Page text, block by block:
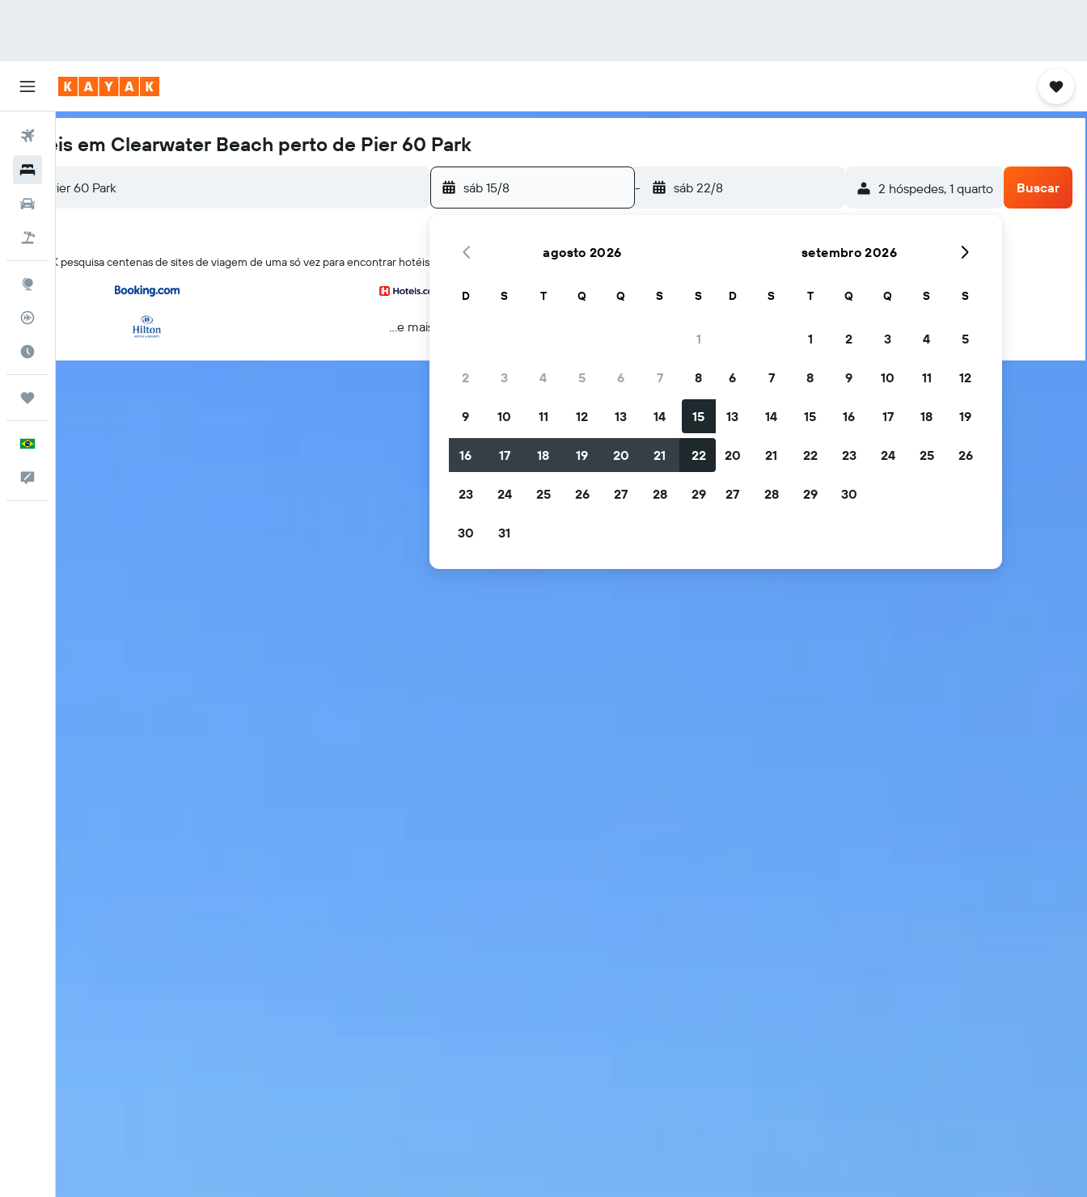
Voos
Rastreador de voos
Hotéis em Clearwater Beach perto de Pier 60 Park
sáb 15/8 - sáb 22/8 2 hóspedes, 1 quarto Buscar
O KAYAK pesquisa centenas de sites de viagem de uma só vez para encontrar hotéis perto de Pier 60 Park em Clearwater Beach
...e mais
agosto 2026
D S T Q Q S S
1
2 3 4 5 6 7 8
9 10 11 12 13 14 15
16 17 18 19 20 21 22
23 24 25 26 27 28 29
30 31
setembro 2026
D S T Q Q S S
1 2 3 4 5
6 7 8 9 10 11 12
13 14 15 16 17 18 19
20 21 22 23 24 25 26
27 28 29 30